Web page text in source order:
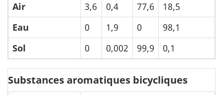
Air
3,6 0,4 77,6
18,5
Eau
0 1,9 0
98,1
Sol
0 0,002 99,9 0,1
Substances aromatiques bicycliques